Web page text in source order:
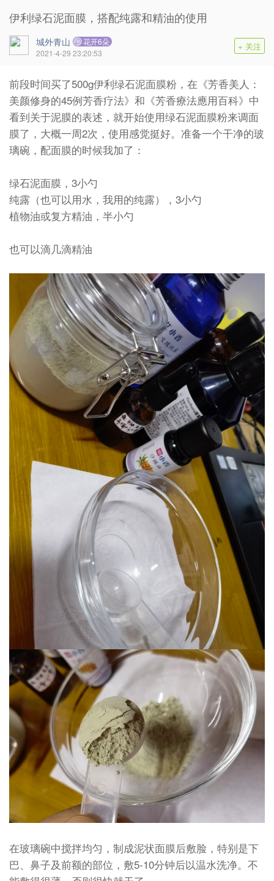
伊利绿石泥面膜，搭配纯露和精油的使用
城外青山
花开6朵
2021-4-29 23:20:53
+ 关注
前段时间买了500g伊利绿石泥面膜粉，在《芳香美人：
美颜修身的45例芳香疗法》和《芳香療法應用百科》中
看到关于泥膜的表述，就开始使用绿石泥面膜粉来调面
膜了，大概一周2次，使用感觉挺好。准备一个干净的玻
璃碗，配面膜的时候我加了：
绿石泥面膜，3小勺
纯露（也可以用水，我用的纯露），3小勺
植物油或复方精油，半小勺
也可以滴几滴精油
在玻璃碗中搅拌均匀，制成泥状面膜后敷脸，特别是下
巴、鼻子及前额的部位，敷5-10分钟后以温水洗净。不